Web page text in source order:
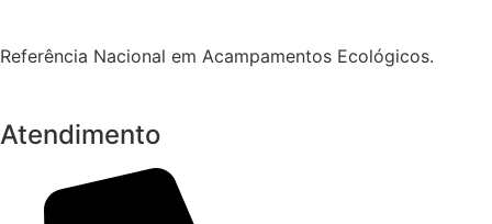
Referência Nacional em Acampamentos Ecológicos.
Atendimento